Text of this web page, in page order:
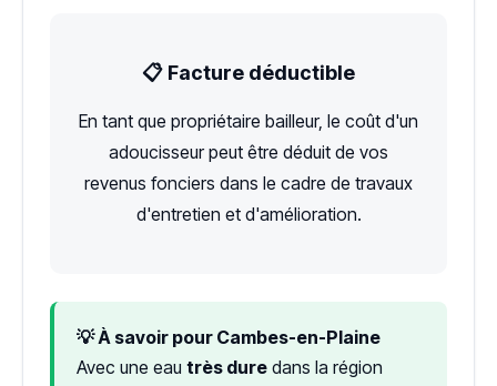
📋 Facture déductible
En tant que propriétaire bailleur, le coût d'un
adoucisseur peut être déduit de vos
revenus fonciers dans le cadre de travaux
d'entretien et d'amélioration.
💡 À savoir pour Cambes-en-Plaine
Avec une eau très dure dans la région